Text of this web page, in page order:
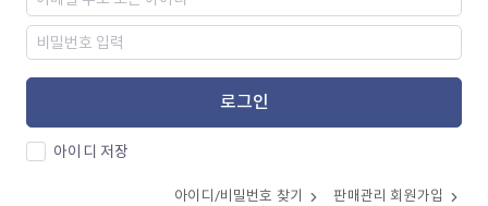
로그인
아이디 저장
아이디/비밀번호 찾기 판매관리 회원가입